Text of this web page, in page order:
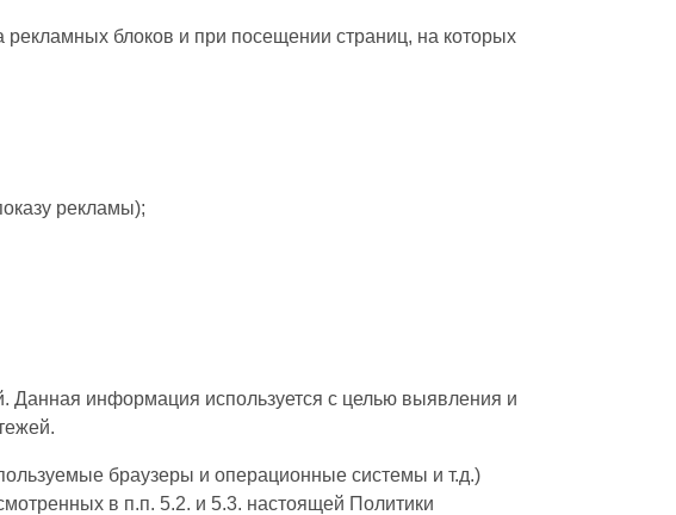
блоков и при посещении страниц, на которых
рекламы);
Данная информация используется с целью выявления и
браузеры и операционные системы и т.д.)
в п.п. 5.2. и 5.3. настоящей Политики